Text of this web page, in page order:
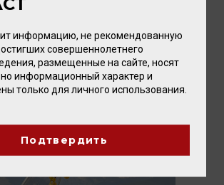
когда хочется замедлиться,
это...
информацию, не рекомендованную
совершеннолетнего
размещенные на сайте, носят
информационный характер и
только для личного использования.
Подтвердить